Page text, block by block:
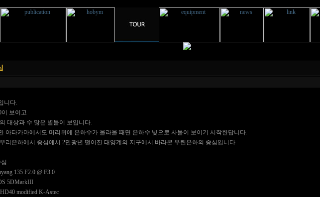
니다.
보이고
대상과 수 많은 별들이 보입니다.
아타카마에서도 머리위에 은하수가 올라올 때면 은하수 빛으로 사물이 보이기 시작한답니다.
리은하에서 중심에서 2만광년 떨어진 태양계의 지구에서 바라본 우린은하의 중심입니다.
135 F2.0 @ F3.0
5DMarkIII
modified K-Astec